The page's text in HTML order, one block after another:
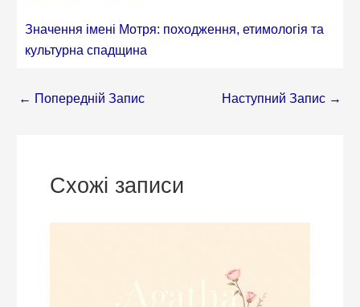
Значення імені Мотря: походження, етимологія та
культурна спадщина
← Попередній Запис Наступний Запис →
Схожі записи